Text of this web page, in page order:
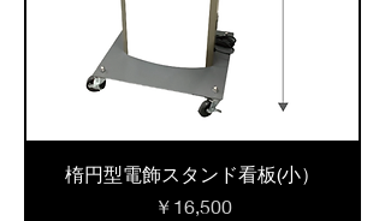
楕円型電飾スタンド看板(小）
価格
￥16,500